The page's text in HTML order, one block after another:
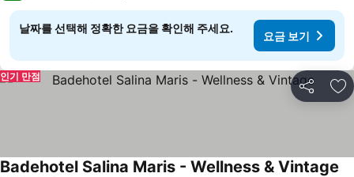
날짜를 선택해 정확한 요금을 확인해 주세요.
요금 보기
공유 즐
인기 만점
Badehotel Salina Maris - Wellness & Vintage